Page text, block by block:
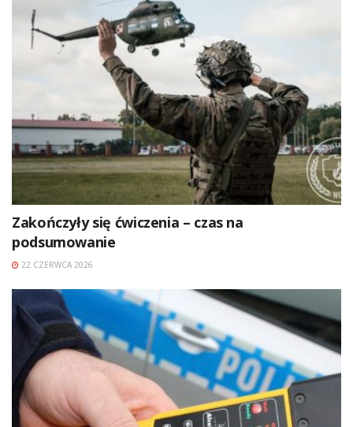
Zakończyły się ćwiczenia – czas na
podsumowanie
22 CZERWCA 2026